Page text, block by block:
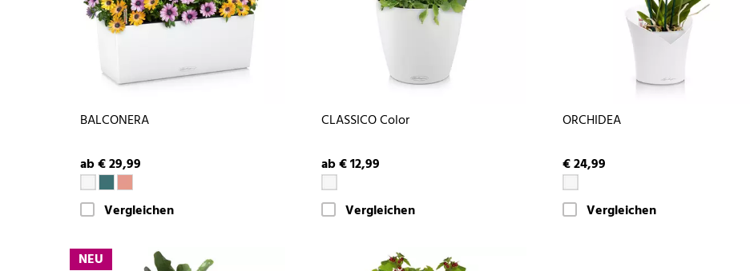
BALCONERA
ab € 29,99
Vergleichen
CLASSICO Color
ab € 12,99
Vergleichen
ORCHIDEA
€ 24,99
Vergleichen
NEU